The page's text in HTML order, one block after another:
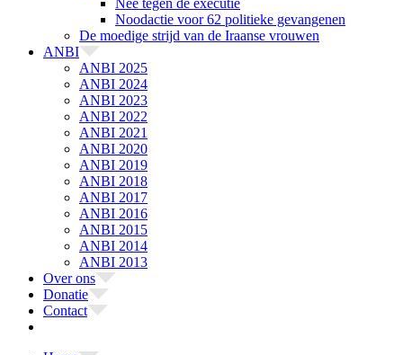
Nee tegen de executie
Noodactie voor 62 politieke gevangenen
De moedige strijd van de Iraanse vrouwen
ANBI
ANBI 2025
ANBI 2024
ANBI 2023
ANBI 2022
ANBI 2021
ANBI 2020
ANBI 2019
ANBI 2018
ANBI 2017
ANBI 2016
ANBI 2015
ANBI 2014
ANBI 2013
Over ons
Donatie
Contact